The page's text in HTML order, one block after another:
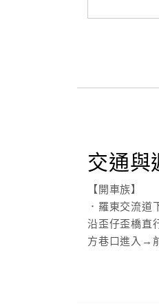
交通與
【開車族】
．羅東交流
沿歪仔歪橋直
方巷口進入→